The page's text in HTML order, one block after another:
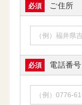
必須 ご住所
必須 電話番号